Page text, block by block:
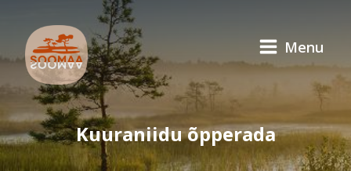
Menu
Kuuraniidu õpperada